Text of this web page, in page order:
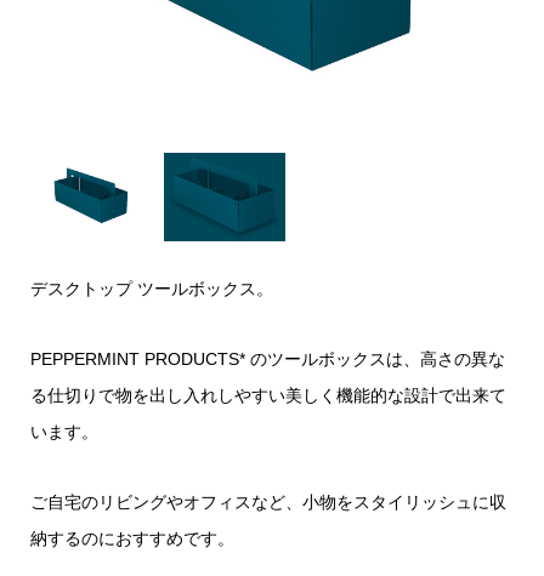
デスクトップ ツールボックス。
PEPPERMINT PRODUCTS* のツールボックスは、高さの異な
る仕切りで物を出し入れしやすい美しく機能的な設計で出来て
います。
ご自宅のリビングやオフィスなど、小物をスタイリッシュに収
納するのにおすすめです。